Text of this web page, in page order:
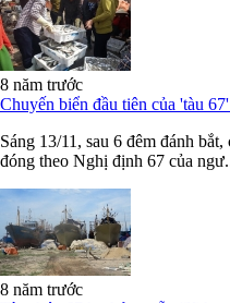
8 năm trước
Chuyến biển đầu tiên của 'tàu
Sáng 13/11, sau 6 đêm đánh
đóng theo Nghị định 67 của
8 năm trước